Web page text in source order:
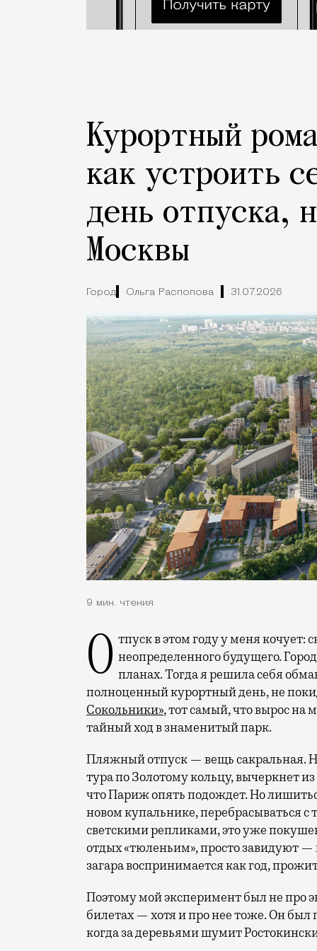
Курортный
как устроить
день отпуска,
Москвы
Город Ольга Распопова 31.07.2026
9 мин. чтения
Отпуск в этом году у меня кочует: сначала переехал на август, потом в область неопределенного будущего.
планах. Тогда я решила себя
полноценный курортный день, не
Сокольники», тот самый, что вырос на
тайный ход в знаменитый парк.
Пляжный отпуск — вещь сакральная.
тура по Золотому кольцу, вычеркнет
что Париж опять подождет. Но
новом купальнике, перебрасываться
светскими репликами, это уже
отдых «тюленьим», просто завидуют —
загара воспринимается как год,
Поэтому мой эксперимент был не про
билетах — хотя и про нее тоже. Он был
когда за деревьями шумит